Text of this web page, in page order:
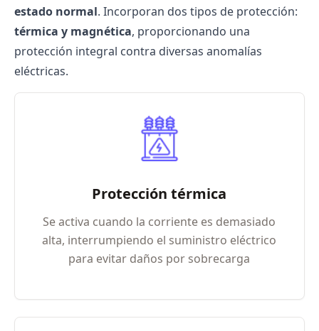
estado normal. Incorporan dos tipos de protección:
térmica y magnética, proporcionando una
protección integral contra diversas anomalías
eléctricas.
Protección térmica
Se activa cuando la corriente es demasiado
alta, interrumpiendo el suministro eléctrico
para evitar daños por sobrecarga